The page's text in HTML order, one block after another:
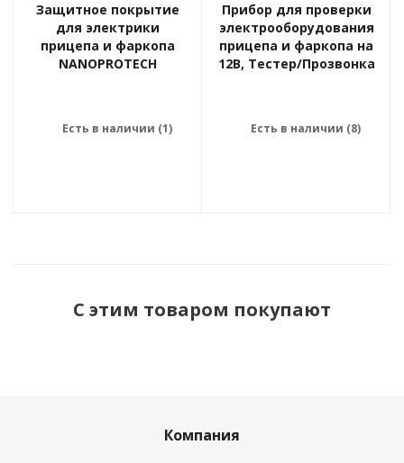
Защитное покрытие
для электрики
прицепа и фаркопа
NANOPROTECH
Есть в наличии (1)
Прибор для проверки
электрооборудования
прицепа и фаркопа на
12В, Тестер/Прозвонка
Есть в наличии (8)
С этим товаром покупают
Компания